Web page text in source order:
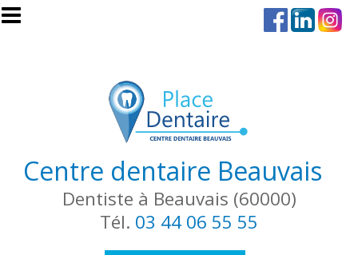
Aller au contenu principal
Centre dentaire Beauvais
Dentiste à Beauvais (60000)
Tél. 03 44 06 55 55